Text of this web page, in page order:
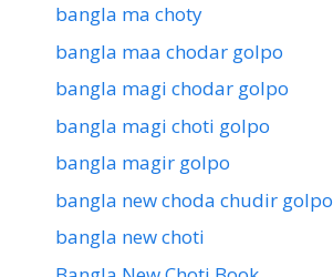
bangla ma choty
bangla maa chodar golpo
bangla magi chodar golpo
bangla magi choti golpo
bangla magir golpo
bangla new choda chudir golpo
bangla new choti